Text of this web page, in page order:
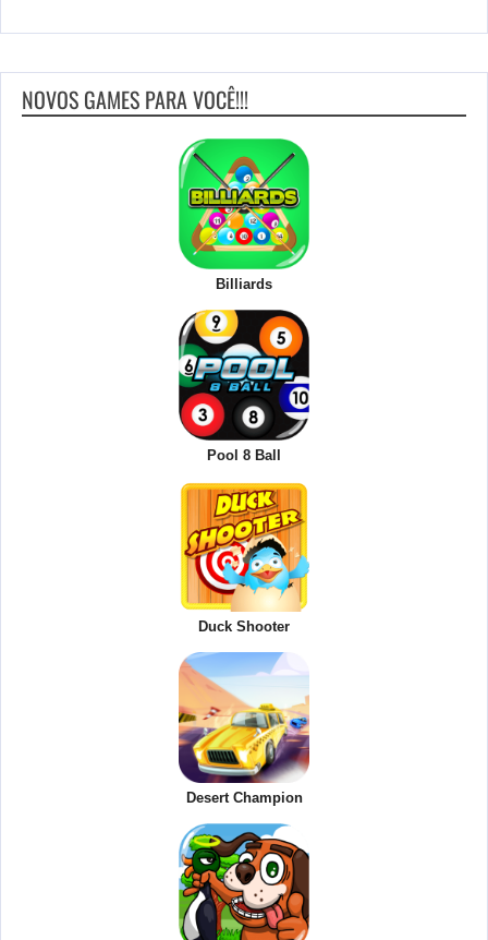
NOVOS GAMES PARA VOCÊ!!!
Billiards
Pool 8 Ball
Duck Shooter
Desert Champion